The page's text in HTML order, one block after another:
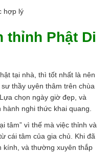
thỉnh Phật Di
tại nhà, thì tốt nhất là nên
thầy uyên thâm trên chùa
chọn ngày giờ đẹp, và
nghi thức khai quang.
tâm” vì thế mà việc thỉnh và
cái tâm của gia chủ. Khi đã
kính, và thường xuyên thắp